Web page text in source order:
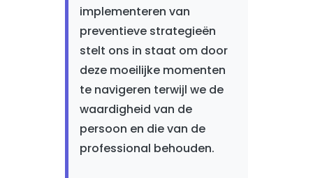
implementeren van
preventieve strategieën
stelt ons in staat om door
deze moeilijke momenten
te navigeren terwijl we de
waardigheid van de
persoon en die van de
professional behouden.